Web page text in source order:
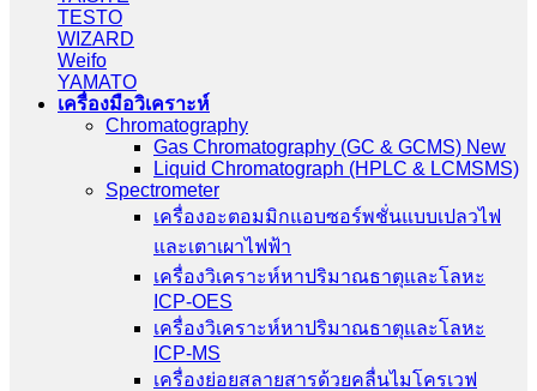
TESTO
WIZARD
Weifo
YAMATO
เครื่องมือวิเคราะห์
Chromatography
Gas Chromatography (GC & GCMS) New
Liquid Chromatograph (HPLC & LCMSMS)
Spectrometer
เครื่องอะตอมมิกแอบซอร์พชั่นแบบเปลวไฟ
และเตาเผาไฟฟ้า
เครื่องวิเคราะห์หาปริมาณธาตุและโลหะ
ICP-OES
เครื่องวิเคราะห์หาปริมาณธาตุและโลหะ
ICP-MS
เครื่องย่อยสลายสารด้วยคลื่นไมโครเวฟ